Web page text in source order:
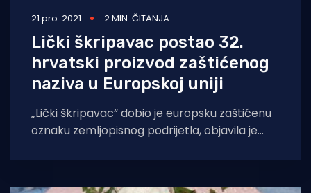
21 pro. 2021 2 MIN. ČITANJA
Lički škripavac postao 32.
hrvatski proizvod zaštićenog
naziva u Europskoj uniji
„Lički škripavac“ dobio je europsku zaštićenu
oznaku zemljopisnog podrijetla, objavila je
unije od 21.